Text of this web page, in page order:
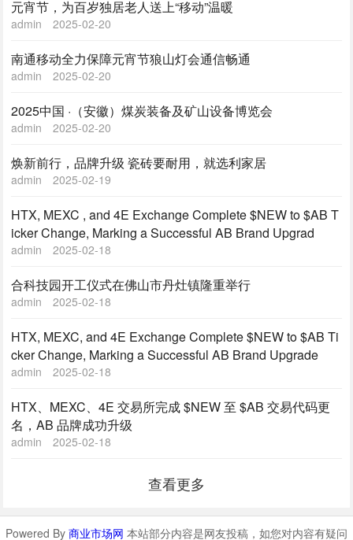
元宵节，为百岁独居老人送上“移动”温暖
admin 2025-02-20
南通移动全力保障元宵节狼山灯会通信畅通
admin 2025-02-20
2025中国 ·（安徽）煤炭装备及矿山设备博览会
admin 2025-02-20
焕新前行，品牌升级 瓷砖要耐用，就选利家居
admin 2025-02-19
HTX, MEXC , and 4E Exchange Complete $NEW to $AB T
icker Change, Marking a Successful AB Brand Upgrad
admin 2025-02-18
合科技园开工仪式在佛山市丹灶镇隆重举行
admin 2025-02-18
HTX, MEXC, and 4E Exchange Complete $NEW to $AB Ti
cker Change, Marking a Successful AB Brand Upgrade
admin 2025-02-18
HTX、MEXC、4E 交易所完成 $NEW 至 $AB 交易代码更
名，AB 品牌成功升级
admin 2025-02-18
查看更多
Powered By 商业市场网 本站部分内容是网友投稿，如您对内容有疑问